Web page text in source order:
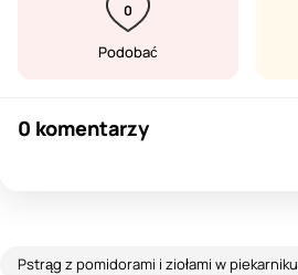
0
Podobać
0 komentarzy
Pstrąg z pomidorami i ziołami w piekarniku